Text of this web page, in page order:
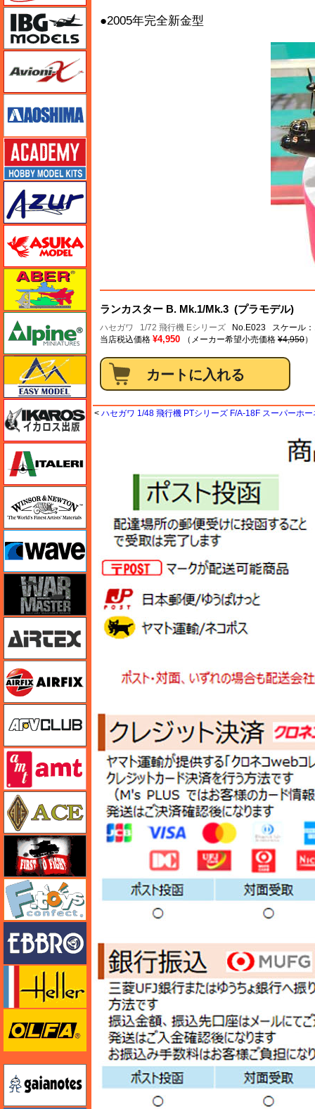
●2005年完全新金型
ランカスター B. Mk.1/Mk.3 (プラモデル)
ハセガワ 1/72 飛行機 Eシリーズ No.E023 スケール
当店税込価格 ¥4,950 （メーカー希望小売価格 ¥4,950）
< ハセガワ 1/48 飛行機 PTシリーズ F/A-18F スーパーホ
イージーモデル
イカロス出版
ウインザー＆ニュートン
ウェーブ
ウォーマスターズ
エアテックス
amt
エフトイズ
エレール
オルファ
ガイアノーツ